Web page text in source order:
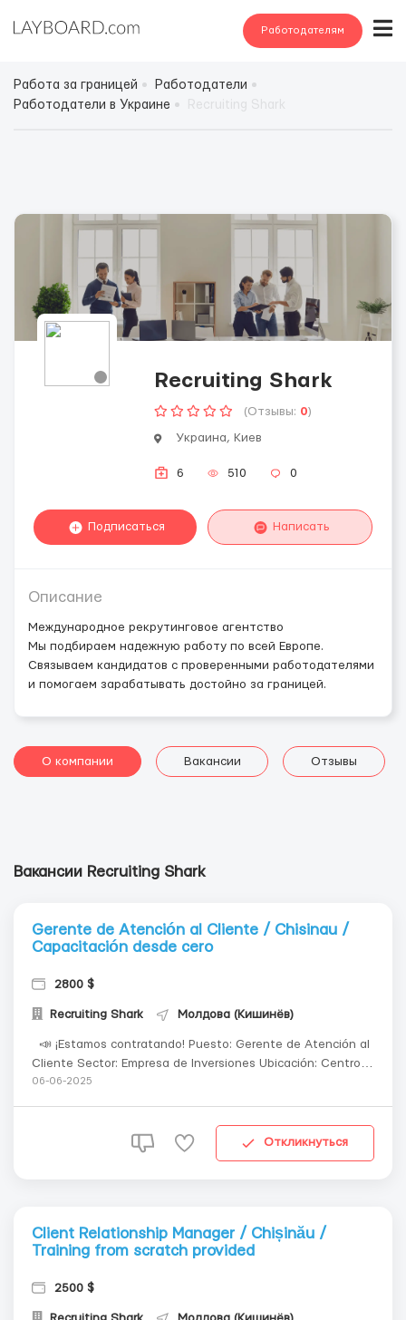
Работодателям
Работа за границей
Работодатели
Работодатели в Украине
Recruiting Shark
(Отзывы: 0)
Украина, Киев
6 510 0
Подписаться Написать
Описание
Международное рекрутинговое агентство
Мы подбираем надежную работу по всей Европе.
Связываем кандидатов с проверенными работодателями
и помогаем зарабатывать достойно за границей.
О компании Вакансии Отзывы
Вакансии Recruiting Shark
Gerente de Atención al Cliente / Chisinau /
Capacitación desde cero
2800 $
Recruiting Shark Молдова (Кишинёв)
Cliente Sector: Empresa de Inversiones Ubicación: Centro
de Chisinau 🧩 ¿Qué harás? ✅ Atender a nuevos clientes
06-06-2025
Откликнуться
Client Relationship Manager / Chișinău /
Training from scratch provided
2500 $